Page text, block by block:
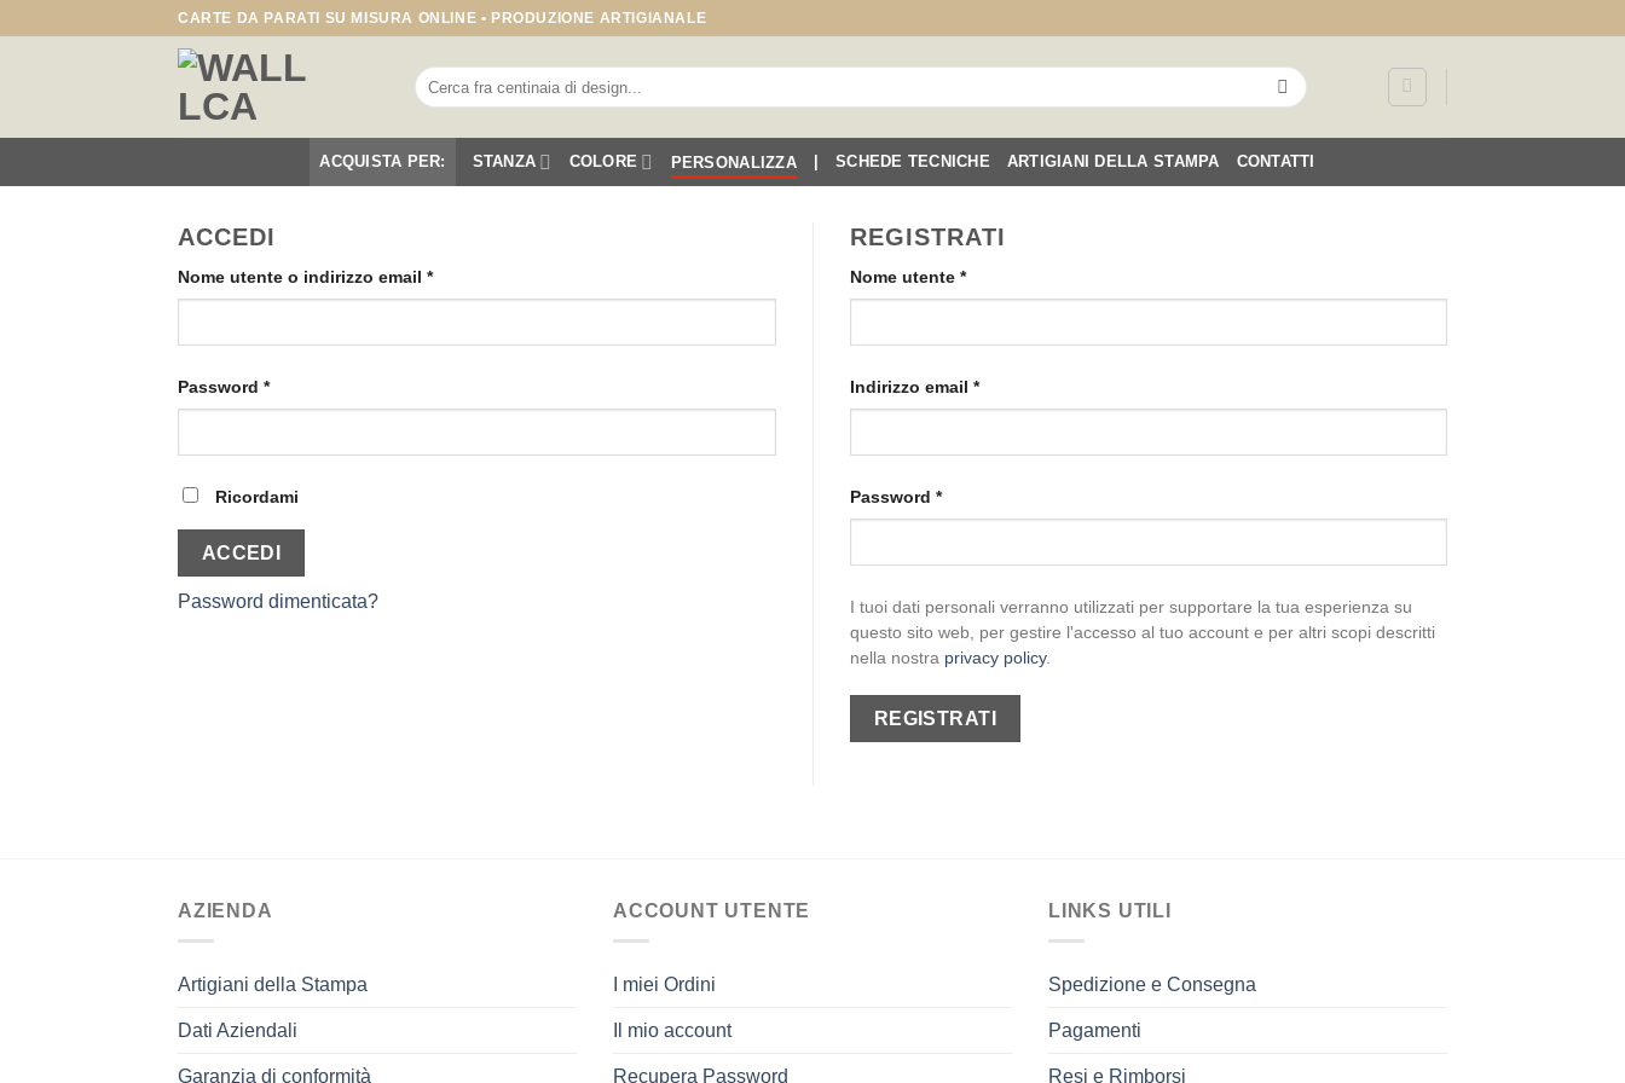
CARTE DA PARATI SU MISURA ONLINE • PRODUZIONE ARTIGIANALE
Cerca:
ACQUISTA PER: STANZA COLORE PERSONALIZZA SCHEDE TECNICHE ARTIGIANI DELLA STAMPA CONTATTI
ACCEDI
Nome utente o indirizzo email *Richiesto
Password *Richiesto
Ricordami
ACCEDI
Password dimenticata?
REGISTRATI
Nome utente *Richiesto
Indirizzo email *Richiesto
Password *Richiesto
I tuoi dati personali verranno utilizzati per supportare la tua esperienza su
questo sito web, per gestire l'accesso al tuo account e per altri scopi descritti
nella nostra privacy policy.
REGISTRATI
AZIENDA
Artigiani della Stampa
Dati Aziendali
Garanzia di conformità
ACCOUNT UTENTE
I miei Ordini
Il mio account
Recupera Password
LINKS UTILI
Spedizione e Consegna
Pagamenti
Resi e Rimborsi